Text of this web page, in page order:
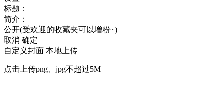
标题：
简介：
公开(受欢迎的收藏夹可以增粉~)
取消 确定
自定义封面 本地上传
点击上传png、jpg不超过5M